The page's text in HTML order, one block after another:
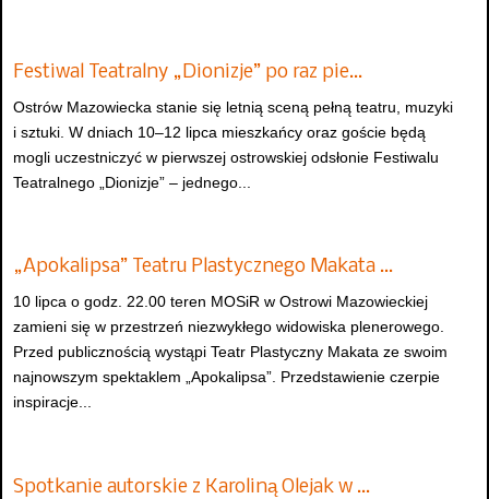
Festiwal Teatralny „Dionizje” po raz pie…
Ostrów Mazowiecka stanie się letnią sceną pełną teatru, muzyki
i sztuki. W dniach 10–12 lipca mieszkańcy oraz goście będą
mogli uczestniczyć w pierwszej ostrowskiej odsłonie Festiwalu
Teatralnego „Dionizje” – jednego...
„Apokalipsa” Teatru Plastycznego Makata …
10 lipca o godz. 22.00 teren MOSiR w Ostrowi Mazowieckiej
zamieni się w przestrzeń niezwykłego widowiska plenerowego.
Przed publicznością wystąpi Teatr Plastyczny Makata ze swoim
najnowszym spektaklem „Apokalipsa”. Przedstawienie czerpie
inspiracje...
Spotkanie autorskie z Karoliną Olejak w …